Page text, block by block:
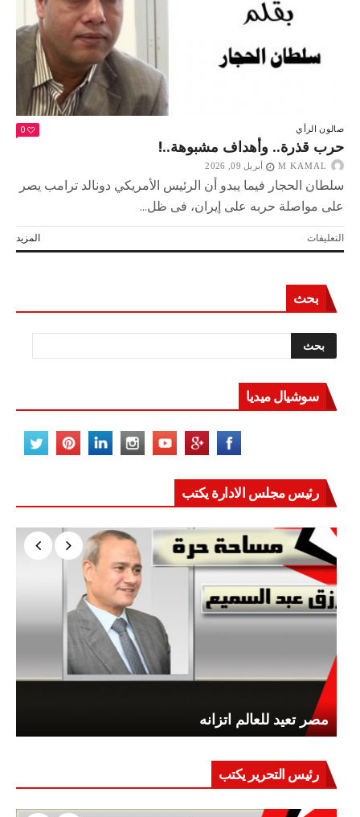
صالون الرأي 0
حرب قذرة.. وأهداف مشبوهة..!
M KAMAL أبريل 09, 2026
سلطان الحجار فيما يبدو أن الرئيس الأمريكي دونالد ترامب يصر
على مواصلة حربه على إيران، فى ظل...
المزيد التعليقاتعلى
حرب
وأهداف
مشبوهة..!
مغلقة
بحث
سوشيال ميديا
رئيس مجلس الادارة يكتب
مصر تعيد للعالم اتزانه
رئيس التحرير يكتب